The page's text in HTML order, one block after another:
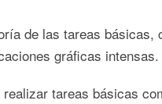
de las tareas básicas,
gráficas intensas.
tareas básicas